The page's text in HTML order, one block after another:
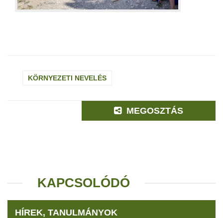
KÖRNYEZETI NEVELÉS
MEGOSZTÁS
KAPCSOLÓDÓ
HÍREK, TANULMÁNYOK